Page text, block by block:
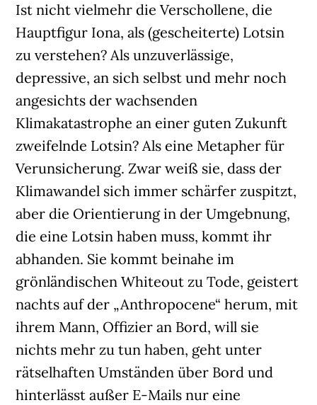
Ist nicht vielmehr die Verschollene, die
Hauptfigur Iona, als (gescheiterte) Lotsin
zu verstehen? Als unzuverlässige,
depressive, an sich selbst und mehr noch
angesichts der wachsenden
Klimakatastrophe an einer guten Zukunft
zweifelnde Lotsin? Als eine Metapher für
Verunsicherung. Zwar weiß sie, dass der
Klimawandel sich immer schärfer zuspitzt,
aber die Orientierung in der Umgebnung,
die eine Lotsin haben muss, kommt ihr
abhanden. Sie kommt beinahe im
grönländischen Whiteout zu Tode, geistert
nachts auf der „Anthropocene“ herum, mit
ihrem Mann, Offizier an Bord, will sie
nichts mehr zu tun haben, geht unter
rätselhaften Umständen über Bord und
hinterlässt außer E-Mails nur eine